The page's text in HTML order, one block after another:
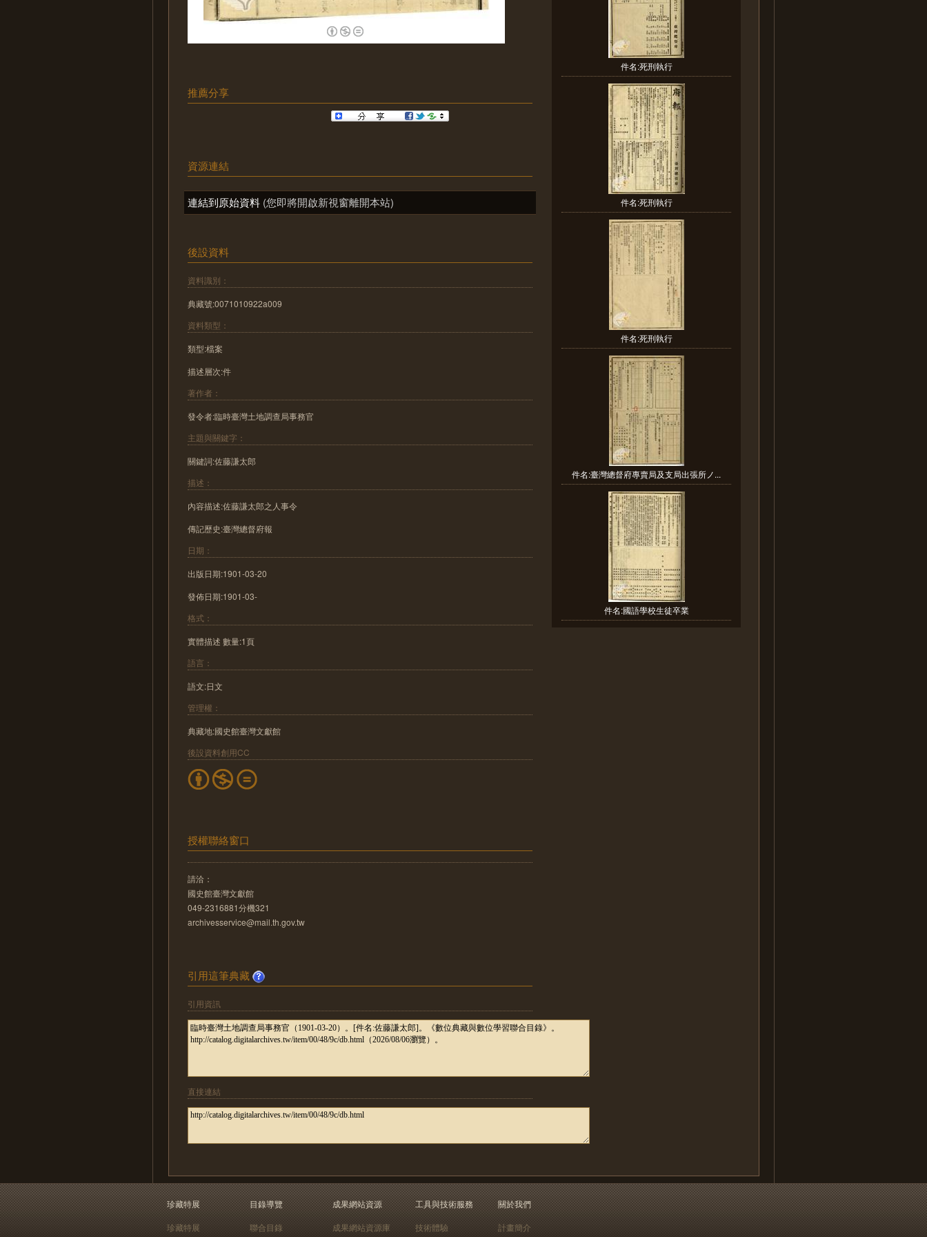
推薦分享
資源連結
連結到原始資料 (您即將開啟新視窗離開本站)
後設資料
資料識別：
典藏號:0071010922a009
資料類型：
類型:檔案
描述層次:件
著作者：
發令者:臨時臺灣土地調查局事務官
主題與關鍵字：
關鍵詞:佐藤謙太郎
描述：
內容描述:佐藤謙太郎之人事令
傳記歷史:臺灣總督府報
日期：
出版日期:1901-03-20
發佈日期:1901-03-
格式：
實體描述 數量:1頁
語言：
語文:日文
管理權：
典藏地:國史館臺灣文獻館
後設資料創用CC
授權聯絡窗口
請洽：
國史館臺灣文獻館
049-2316881分機321
archivesservice@mail.th.gov.tw
引用這筆典藏
引用資訊
直接連結
件名:死刑執行
件名:死刑執行
件名:死刑執行
件名:臺灣總督府專賣局及支局出張所ノ...
件名:國語學校生徒卒業
珍藏特展
珍藏特展
目錄導覽
聯合目錄
成果網站資源
成果網站資源庫
工具與技術服務
技術體驗
關於我們
計畫簡介